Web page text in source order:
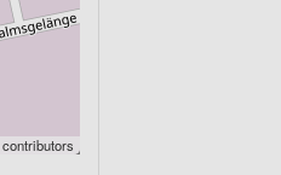
contributors